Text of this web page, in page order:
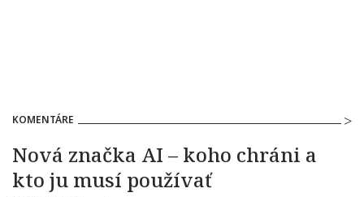
KOMENTÁRE
Nová značka AI – koho chráni a
kto ju musí používať